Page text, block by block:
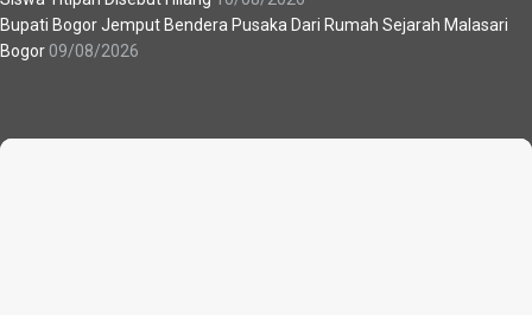
Bupati Bogor Jemput Bendera Pusaka Dari Rumah Sejarah Malasari
Bogor 09/08/2026